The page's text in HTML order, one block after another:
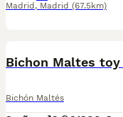
Madrid , Madrid (67.5km)
Bichón Maltés